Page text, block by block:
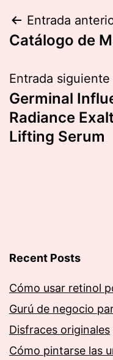
de
entradas
Entrada
Catálogo de
Entrada siguiente
Germinal
Radiance
Lifting Serum
Recent Posts
Cómo usar retinol
Gurú de negocio
Disfraces originales
Cómo pintarse las